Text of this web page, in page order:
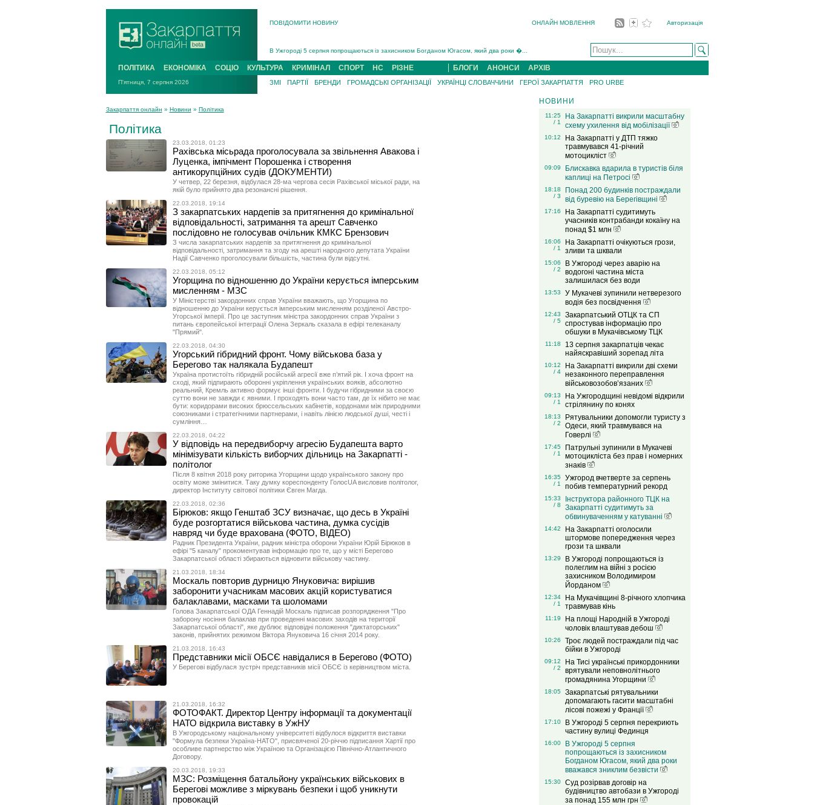
ПОВІДОМИТИ НОВИНУ ОНЛАЙН МОВЛЕННЯ Авторизація
Інструктора районного ТЦК на Закарпатті судитимуть за обвинуваченням у катув...
В Ужгороді 5 серпня попрощаються із захисником Богданом Югасом, який два роки �...
Підтвердили загибель захисника із Нанкова на Хустщині Юліана Гербея (ФОТО)[/gree...
На війні з рф поліг військовий з Виноградова Ігнат Роздяловський (ФОТО)...
На Хустщині внаслідок ДТП за участі трьох авто постраждали 13 людей (ФОТО)...
ПОЛІТИКА ЕКОНОМІКА СОЦІО КУЛЬТУРА КРИМІНАЛ СПОРТ НС РІЗНЕ БЛОГИ АНОНСИ АРХІВ
П'ятниця, 7 серпня 2026 ЗМІ ПАРТІЇ БРЕНДИ ГРОМАДСЬКІ ОРГАНІЗАЦІЇ УКРАЇНЦІ СЛОВАЧЧИНИ ГЕРОЇ ЗАКАРПАТТЯ PRO URBE
Закарпаття онлайн » Новини » Політика
Політика
23.03.2018, 01:23
Рахівська місьрада проголосувала за звільнення Авакова і
Луценка, імпічмент Порошенка і створення
антикорупційних судів (ДОКУМЕНТИ)
У четвер, 22 березня, відбулася 28-ма чергова сесія Рахівської міської ради, на
якій було прийнято два резонансні рішення.
22.03.2018, 19:14
З закарпатських нардепів за притягнення до кримінальної
відповідальності, затримання та арешт Савченко
послідовно не голосував очільник КМКС Брензович
З числа закарпатських нардепів за притягнення до кримінальної
відповідальності, затримання та згоду на арешті народного депутата України
Надії Савченко проголосували більшість, частина були відсутні.
22.03.2018, 05:12
Угорщина по відношенню до України керується імперським
мисленням - МЗС
У Міністерстві закордонних справ України вважають, що Угорщина по
відношенню до України керується імперським мисленням розділеної Австро-
Угорської імперії. Про це заступник міністра закордонних справ України з
питань європейської інтеграції Олена Зеркаль сказала в ефірі телеканалу
"Прямий".
22.03.2018, 04:30
Угорський гібридний фронт. Чому військова база у
Берегово так налякала Будапешт
Україна протистоїть гібридній російській агресії вже п’ятий рік. І хоча фронт на
сході, який підпирають оборонні укріплення українських вояків, абсолютно
реальний, Кремль активно формує інші фронти. І будучи гібридними за своєю
суттю вони не завжди є явними. І проходять вони часто там, де їх нібито не має
бути: коридорами високих брюссельських кабінетів, кордонами між природними
союзниками і стратегічними партнерами, і навіть лінією людської душі, честі і
сумління…
22.03.2018, 04:22
У відповідь на передвиборчу агресію Будапешта варто
мінімізувати кількість виборчих дільниць на Закарпатті -
політолог
Після 8 квітня 2018 року риторика Угорщини щодо українського закону про
освіту може змінитися. Таку думку кореспонденту ГолосUA висловив політолог,
директор Інституту світової політики Євген Магда.
22.03.2018, 02:36
Бірюков: якщо Генштаб ЗСУ визначає, що десь в Україні
буде розгортатися військова частина, думка сусідів
навряд чи буде врахована (ФОТО, ВІДЕО)
Радник Президента України, радник міністра оборони України Юрій Бірюков в
ефірі "5 каналу" прокоментував інформацію про те, що у місті Берегово
Закарпатської області збираються відновити військову частину.
21.03.2018, 18:34
Москаль повторив дурницю Януковича: вирішив
заборонити учасникам масових акцій користуватися
балаклавами, масками та шоломами
Голова Закарпатської ОДА Геннадій Москаль підписав розпорядження "Про
заборону носіння балаклав при проведенні масових заходів на території
Закарпатської області", яке дублює відповідні положення "диктаторських"
законів, прийнятих режимом Віктора Януковича 16 січня 2014 року.
21.03.2018, 16:43
Представники місії ОБСЄ навідалися в Берегово (ФОТО)
У Берегові відбулася зустріч представників місії ОБСЄ із керівництвом міста.
21.03.2018, 16:32
ФОТОФАКТ. Директор Центру інформації та документації
НАТО відкрила виставку в УжНУ
В Ужгородському національному університеті відбулося відкриття виставки
"Формула безпеки Україна-НАТО", присвяченої 20-річчю підписання Хартії про
особливе партнерство між Україною та Організацією Північно-Атлантичного
Договору.
20.03.2018, 19:33
МЗС: Розміщення батальйону українських військових в
Берегові можливе з міркувань безпеки і щоб уникнути
провокацій
НОВИНИ
11:25
/ 1
На Закарпатті викрили масштабну
схему ухилення від мобілізації
10:12
На Закарпатті у ДТП тяжко
травмувався 41-річний
мотоцикліст
09:09
Блискавка вдарила в туристів біля
каплиці на Петросі
18:18
/ 3
Понад 200 будинків постраждали
від буревію на Берегівщині
17:16
На Закарпатті судитимуть
учасників контрабанди кокаїну на
понад $1 млн
16:06
/ 1
На Закарпатті очікуються грози,
зливи та шквали
15:06
/ 2
В Ужгороді через аварію на
водогоні частина міста
залишилася без води
13:53
У Мукачеві зупинили нетверезого
водія без посвідчення
12:43
/ 5
Закарпатський ОТЦК та СП
спростував інформацію про
обшуки в Мукачівському ТЦК
11:18
13 серпня закарпатців чекає
найяскравіший зорепад літа
10:12
/ 4
На Закарпатті викрили дві схеми
незаконного переправлення
військовозобов’язаних
09:13
/ 1
На Ужгородщині невідомі відкрили
стрілянину по конях
18:13
/ 2
Рятувальники допомогли туристу з
Одеси, який травмувався на
Говерлі
17:45
/ 1
Патрульні зупинили в Мукачеві
мотоцикліста без прав і номерних
знаків
16:35
/ 1
Ужгород вчетверте за серпень
побив температурний рекорд
15:33
/ 8
Інструктора районного ТЦК на
Закарпатті судитимуть за
обвинуваченням у катуванні
14:42
На Закарпатті оголосили
штормове попередження через
грози та шквали
13:29
В Ужгороді попрощаються із
полеглим на війні з росією
захисником Володимиром
Йорданом
12:34
/ 1
На Мукачівщині 8-річного хлопчика
травмував кінь
11:19
На площі Народній в Ужгороді
чоловік влаштував дебош
10:26
Троє людей постраждали під час
бійки в Ужгороді
09:12
/ 2
На Тисі українські прикордонники
врятували неповнолітнього
громадянина Угорщини
18:05
Закарпатські рятувальники
допомагають гасити масштабні
лісові пожежі у Франції
17:10
В Ужгороді 5 серпня перекриють
частину вулиці Фединця
16:00
В Ужгороді 5 серпня
попрощаються із захисником
Богданом Югасом, який два роки
вважався зниклим безвісти
15:30
Суд розірвав договір на
будівництво автобази в Ужгороді
за понад 155 млн грн